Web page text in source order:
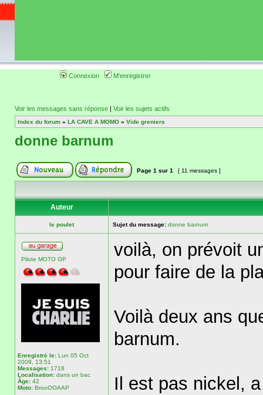
Connexion M'enregistrer
Voir les messages sans réponse | Voir les sujets actifs
Index du forum » LA CAVE A MOMO » Vide greniers
donne barnum
Page 1 sur 1 [ 11 messages ]
Auteur
le poulet Sujet du message: donne barnum
Pilote MOTO GP
Enregistré le: Lun 05 Oct
2009, 13:51
Messages: 1718
Localisation: dans un bac
Âge: 42
Moto: BrooOOAAP
voilà, on prévoit
pour faire de la
Voilà deux ans
barnum.
Il est pas nickel,